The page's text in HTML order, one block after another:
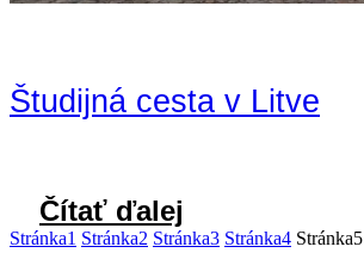
Študijná cesta v Litve
Čítať ďalej
Stránka1 Stránka2 Stránka3 Stránka4 Stránka5